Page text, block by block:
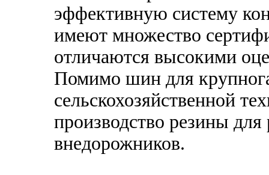
эффективную систему
имеют множество
отличаются высокими
Помимо шин для
сельскохозяйственной
производство резины
внедорожников.